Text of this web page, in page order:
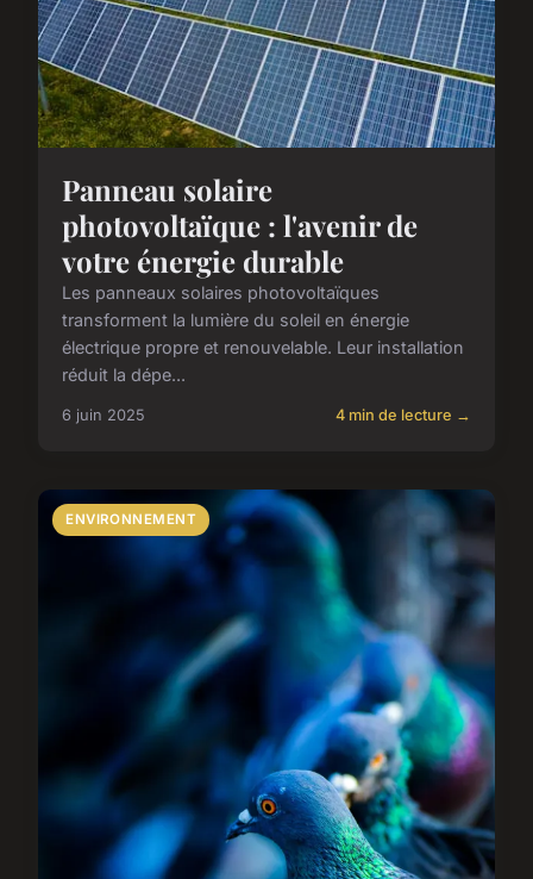
Panneau solaire
photovoltaïque : l'avenir de
votre énergie durable
Les panneaux solaires photovoltaïques
transforment la lumière du soleil en énergie
électrique propre et renouvelable. Leur installation
réduit la dépe...
6 juin 2025 4 min de lecture →
ENVIRONNEMENT